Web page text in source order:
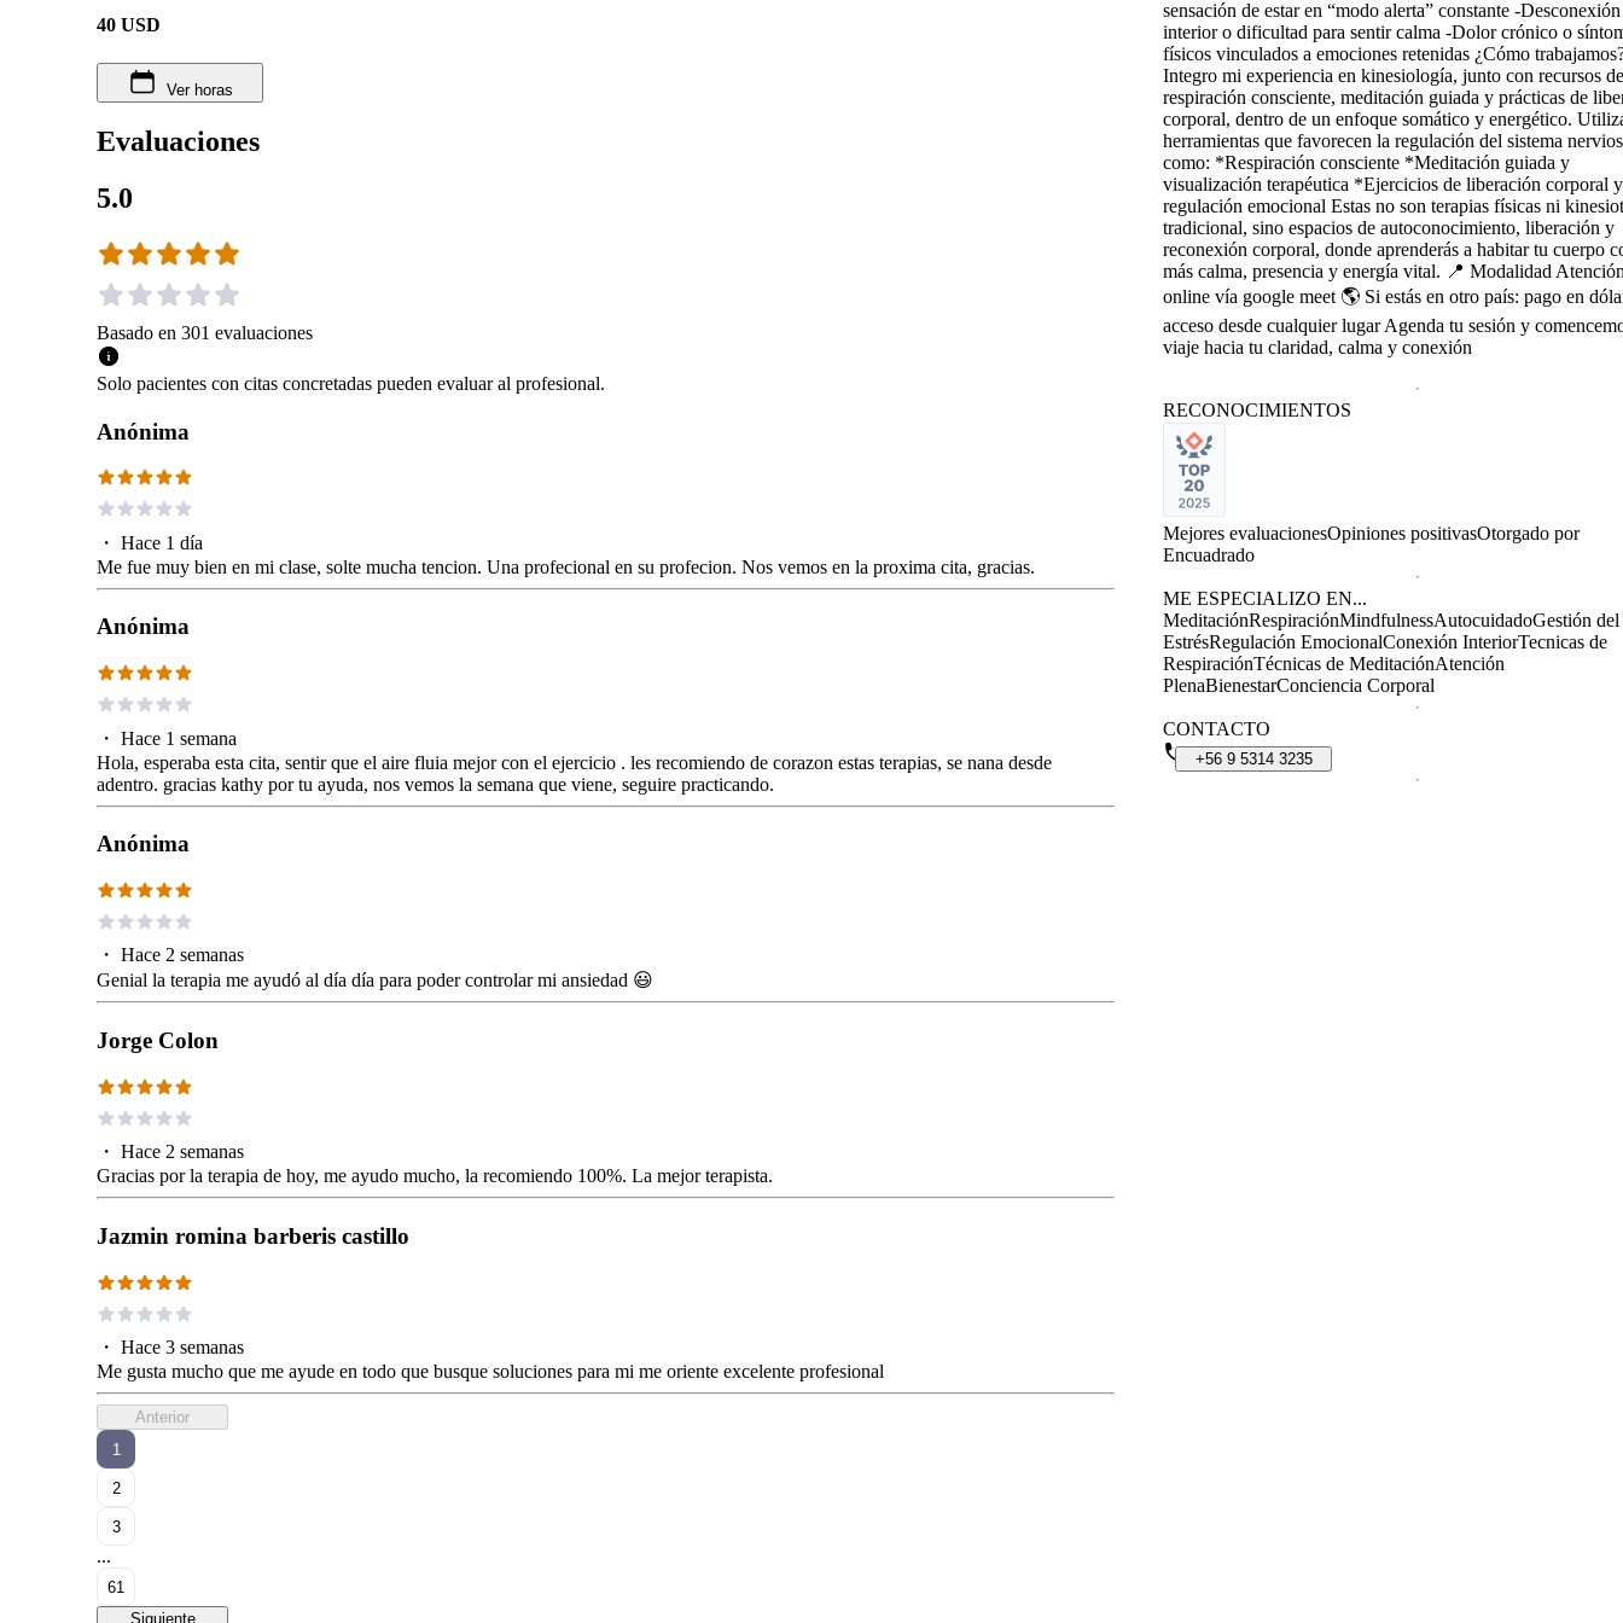
40 USD
Ver horas
Evaluaciones
5.0
Basado en 301 evaluaciones
Solo pacientes con citas concretadas pueden evaluar al profesional.
Anónima
・ Hace 1 día
Me fue muy bien en mi clase, solte mucha tencion. Una profecional en su profecion. Nos vemos en la proxima cita, gracias.
Anónima
・ Hace 1 semana
Hola, esperaba esta cita, sentir que el aire fluia mejor con el ejercicio . les recomiendo de corazon estas terapias, se nana desde
adentro. gracias kathy por tu ayuda, nos vemos la semana que viene, seguire practicando.
Anónima
・ Hace 2 semanas
Genial la terapia me ayudó al día día para poder controlar mi ansiedad 😃
Jorge Colon
・ Hace 2 semanas
Gracias por la terapia de hoy, me ayudo mucho, la recomiendo 100%. La mejor terapista.
Jazmin romina barberis castillo
・ Hace 3 semanas
Me gusta mucho que me ayude en todo que busque soluciones para mi me oriente excelente profesional
Anterior
1
2
3
...
61
Siguiente
sensación de estar en “modo alerta” constante -Desconexión
interior o dificultad para sentir calma -Dolor crónico o
físicos vinculados a emociones retenidas ¿Cómo
Integro mi experiencia en kinesiología, junto con recursos
respiración consciente, meditación guiada y prácticas de
corporal, dentro de un enfoque somático y energético.
herramientas que favorecen la regulación del sistema
como: *Respiración consciente *Meditación guiada y
visualización terapéutica *Ejercicios de liberación corporal y
regulación emocional Estas no son terapias físicas ni
tradicional, sino espacios de autoconocimiento, liberación y
reconexión corporal, donde aprenderás a habitar tu cuerpo
más calma, presencia y energía vital. 📍 Modalidad
online vía google meet 🌎 Si estás en otro país: pago en
acceso desde cualquier lugar Agenda tu sesión y
viaje hacia tu claridad, calma y conexión
RECONOCIMIENTOS
Mejores evaluacionesOpiniones positivasOtorgado por
Encuadrado
ME ESPECIALIZO EN...
MeditaciónRespiraciónMindfulnessAutocuidadoGestión del
EstrésRegulación EmocionalConexión InteriorTecnicas de
RespiraciónTécnicas de MeditaciónAtención
PlenaBienestarConciencia Corporal
CONTACTO
+56 9 5314 3235